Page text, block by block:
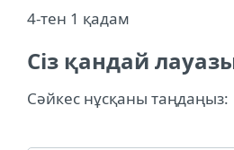
4-тен 1 қадам
Сіз қандай
Сәйкес нұсқаны таңдаңыз: